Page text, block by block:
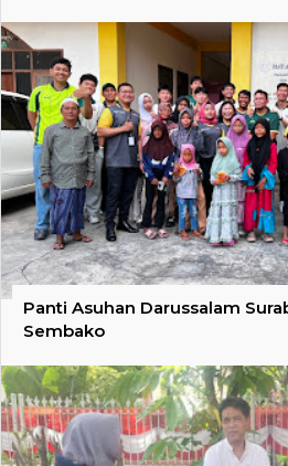
Panti Asuhan Darussalam
Sembako